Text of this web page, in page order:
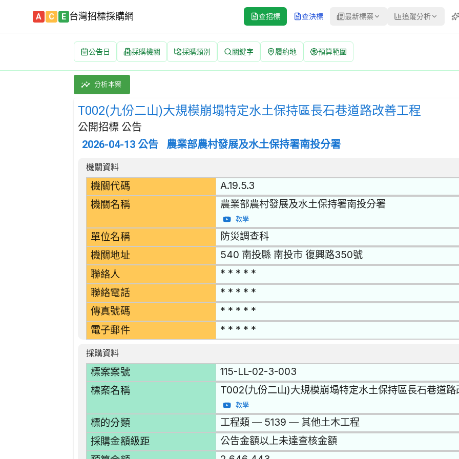
A C E 台灣招標採購網 查招標 查決標 最新標案 追蹤分析
公告日 採購機關 採購類別 關鍵字 履約地 預算範圍
T002(九份二山)大規模崩塌特定水土保持區長石巷道路改善工程 招標公告 | 案號：115-LL-02-3-003 | 公開
採購類別：工程類 其他土木工程 | 招標方式：公開招標 | 決標方式：最低標 | 資料來源：台灣政府電子
分析本案
T002(九份二山)大規模崩塌特定水土保持區長石巷道路改善工程
公開招標 公告
2026-04-13 公告 農業部農村發展及水土保持署南投分署
招標公告詳細內容
機關資料
機關代碼 A.19.5.3
機關名稱 農業部農村發展及水土保持署南投分署
教學
單位名稱 防災調查科
機關地址 540 南投縣 南投市 復興路350號
聯絡人 * * * * *
聯絡電話 * * * * *
傳真號碼 * * * * *
電子郵件 * * * * *
採購資料
標案案號 115-LL-02-3-003
標案名稱 T002(九份二山)大規模崩塌特定水土保持區長石巷道路
教學
標的分類 工程類 — 5139 — 其他土木工程
採購金額級距 公告金額以上未達查核金額